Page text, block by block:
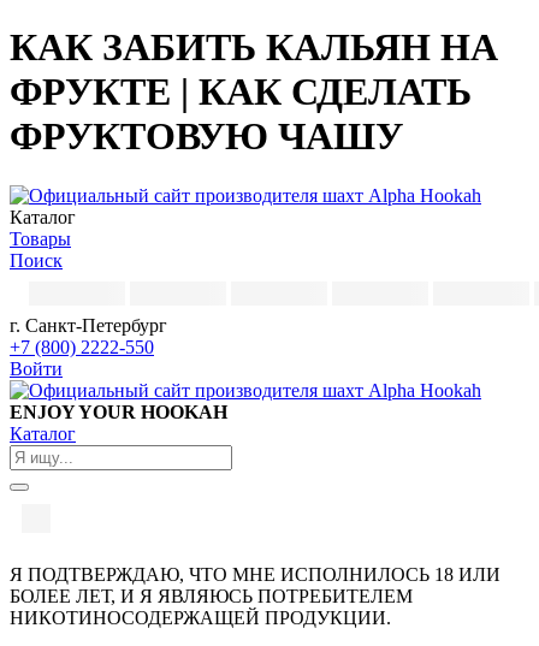
КАК ЗАБИТЬ КАЛЬЯН НА
ФРУКТЕ | КАК СДЕЛАТЬ
ФРУКТОВУЮ ЧАШУ
Каталог
Товары
Поиск
г. Санкт-Петербург
+7 (800) 2222-550
Войти
ENJOY YOUR HOOKAH
Каталог
Я ПОДТВЕРЖДАЮ, ЧТО МНЕ ИСПОЛНИЛОСЬ 18 ИЛИ
БОЛЕЕ ЛЕТ, И Я ЯВЛЯЮСЬ ПОТРЕБИТЕЛЕМ
НИКОТИНОСОДЕРЖАЩЕЙ ПРОДУКЦИИ.